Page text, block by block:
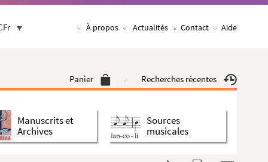
À propos Actualités Contact Aide
Panier Recherches récentes
Manuscrits et
Archives
Sources
musicales